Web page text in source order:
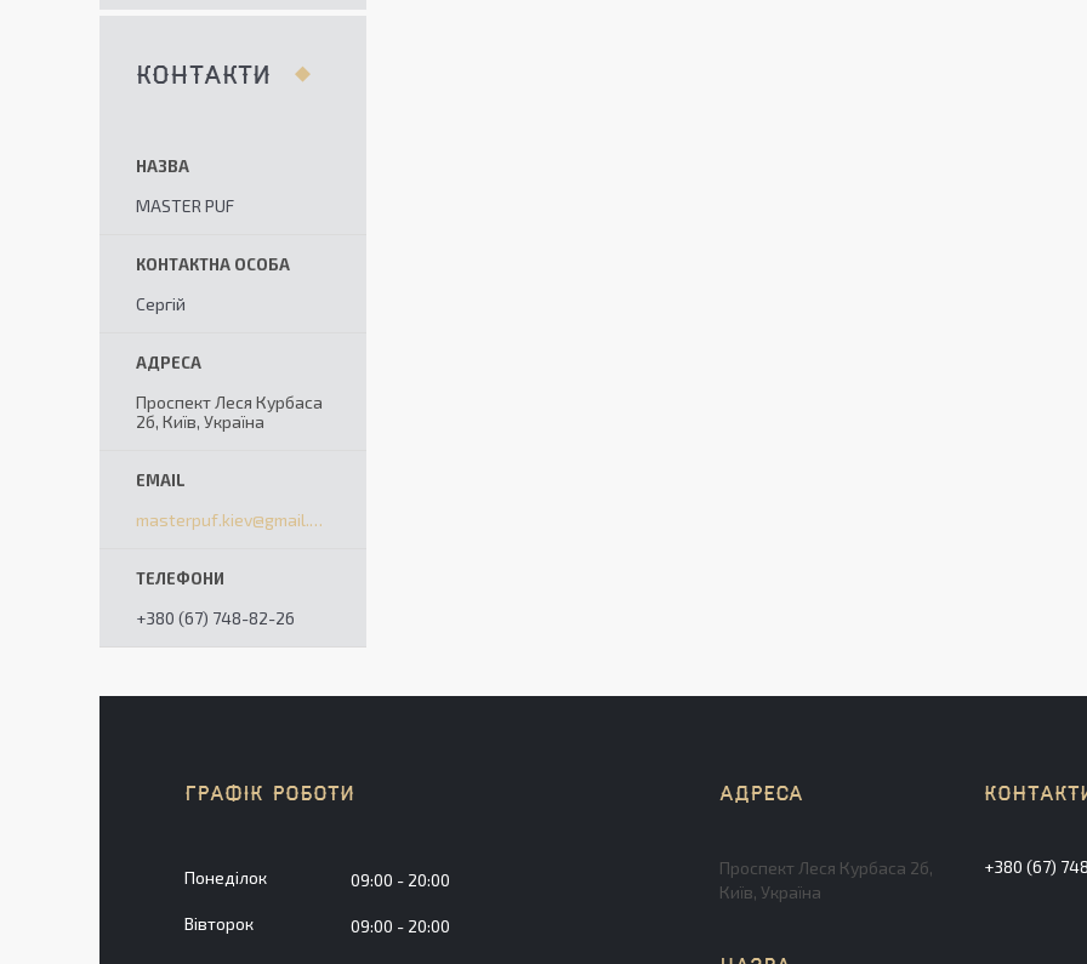
КОНТАКТИ
MASTER PUF
Сергій
Проспект Леся Курбаса
2б, Київ, Україна
masterpuf.kiev@gmail.com
+380 (67) 748-82-26
ГРАФІК РОБОТИ
Понеділок 09:00 20:00
Вівторок 09:00 20:00
Проспект Леся Курбаса 2б,
Київ, Україна
+380 (67)